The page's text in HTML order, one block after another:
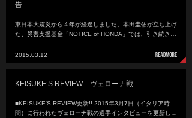
告
東日本大震災から４年が経過しました。本田圭佑が立ち上げ
た、災害支援基金「NOTICE of HONDA」では、引き続き…
2015.03.12
KEISUKE’S REVIEW ヴェローナ戦
■KEISUKE'S REVIEW更新!! 2015年3月7日（イタリア時
間）に行われたヴェローナ戦の選手インタビューを更新し…